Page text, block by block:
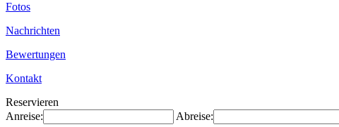
Fotos
Nachrichten
Bewertungen
Kontakt
Reservieren
Anreise:
Abreise: